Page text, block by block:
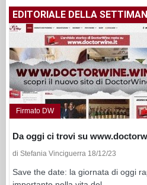
EDITORIALE DELLA
Firmato DW
Da oggi ci trovi su
di Stefania Vinciguerra 18/12/23
Save the date: la giornata di oggi